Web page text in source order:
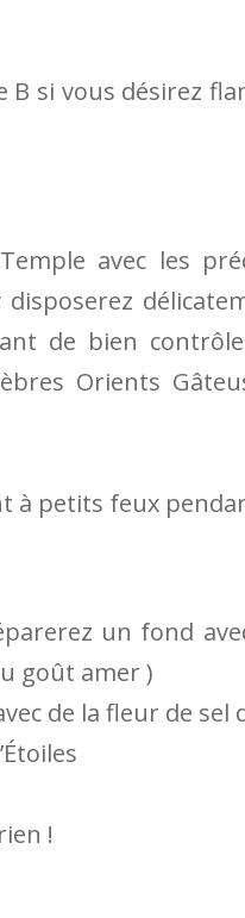
B si vous désirez
avec les
de bien
Orients
à petits feux
un fond
goût amer )
de la fleur de sel
!